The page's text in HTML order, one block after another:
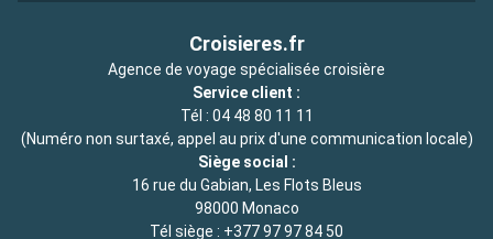
Croisieres.fr
Agence de voyage spécialisée croisière
Service client :
Tél : 04 48 80 11 11
(Numéro non surtaxé, appel au prix d'une communication locale)
Siège social :
16 rue du Gabian, Les Flots Bleus
98000 Monaco
Tél siège : +377 97 97 84 50